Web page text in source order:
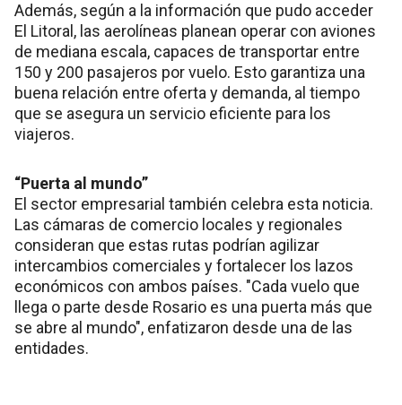
Además, según a la información que pudo acceder
El Litoral, las aerolíneas planean operar con aviones
de mediana escala, capaces de transportar entre
150 y 200 pasajeros por vuelo. Esto garantiza una
buena relación entre oferta y demanda, al tiempo
que se asegura un servicio eficiente para los
viajeros.
“Puerta al mundo”
El sector empresarial también celebra esta noticia.
Las cámaras de comercio locales y regionales
consideran que estas rutas podrían agilizar
intercambios comerciales y fortalecer los lazos
económicos con ambos países. "Cada vuelo que
llega o parte desde Rosario es una puerta más que
se abre al mundo", enfatizaron desde una de las
entidades.